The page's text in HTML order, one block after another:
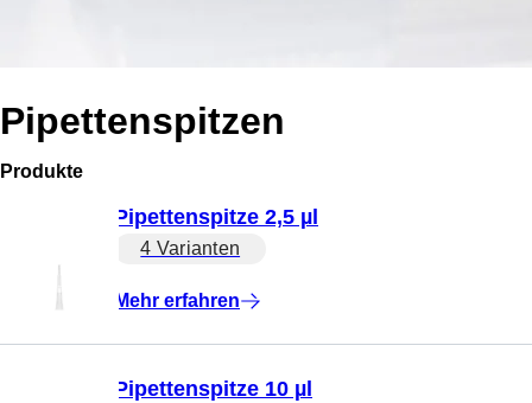
Pipettenspitzen
Produkte
Pipettenspitze 2,5 µl
4 Varianten
Mehr erfahren
Pipettenspitze 10 µl